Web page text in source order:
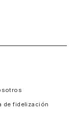
de fidelización